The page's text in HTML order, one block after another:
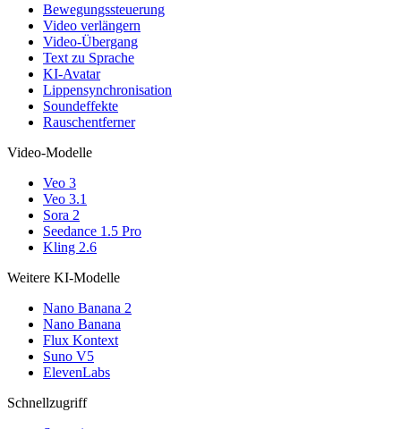
Bewegungssteuerung
Video verlängern
Video-Übergang
Text zu Sprache
KI-Avatar
Lippensynchronisation
Soundeffekte
Rauschentferner
Video-Modelle
Veo 3
Veo 3.1
Sora 2
Seedance 1.5 Pro
Kling 2.6
Weitere KI-Modelle
Nano Banana 2
Nano Banana
Flux Kontext
Suno V5
ElevenLabs
Schnellzugriff